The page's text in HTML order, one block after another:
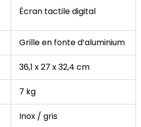
Écran tactile digital
Grille en fonte d’aluminium
36,1 x 27 x 32,4 cm
7 kg
Inox / gris